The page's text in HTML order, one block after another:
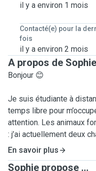
il y a environ 1 mois
Contacté(e) pour la
fois
il y a environ 2 mois
A propos de Sophie
Bonjour 😊
Je suis étudiante à
temps libre pour
attention. Les animaux
: j’ai actuellement deux
habituée à m’occuper
comprendre leurs
En savoir plus
Sophie propose ...